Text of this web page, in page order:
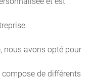
nous avons opté pour
compose de différents